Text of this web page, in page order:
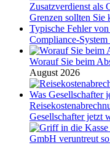
Zusatzverdienst als
Grenzen sollten Sie
Typische Fehler
Compliance-
Worauf Sie beim
August 2026
Gesellschafter jetzt